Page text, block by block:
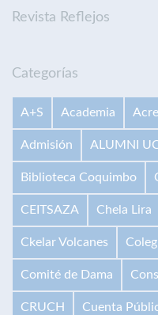
Revista Reflejos
Categorías
A+S Academia
Admisión ALUMNI
Biblioteca Coquimbo
CEITSAZA Chela Lira
Ckelar Volcanes
Comité de Dama
CRUCH Cuenta